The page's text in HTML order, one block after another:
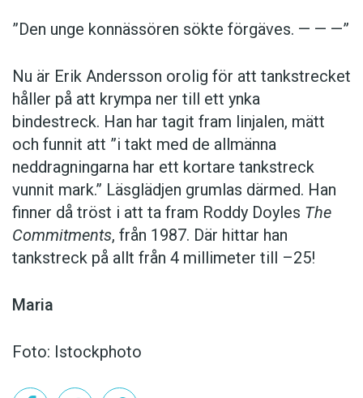
”Den unge konnässören sökte förgäves. — — —”
Nu är Erik Andersson orolig för att tankstrecket
håller på att krympa ner till ett ynka
bindestreck. Han har tagit fram linjalen, mätt
och funnit att ”i takt med de allmänna
neddragningarna har ett kortare tankstreck
vunnit mark.” Läsglädjen grumlas därmed. Han
finner då tröst i att ta fram Roddy Doyles The
Commitments, från 1987. Där hittar han
tankstreck på allt från 4 millimeter till –25!
Maria
Foto: Istockphoto